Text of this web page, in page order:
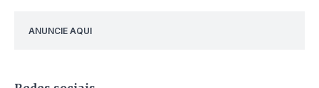
ANUNCIE AQUI